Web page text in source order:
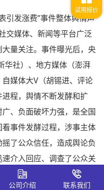
引发涨费”事件整体舆情声
交媒体、新闻等平台广泛
量关注。事件曝光后，央
华社）、地方媒体（澎湃
媒体大V（胡锡进、评论
程，舆情不断发酵和扩
、负面破坏力强，是全国
事件发酵过程，涉事主体
了公众信任，造成舆论负
介入回应、调查了公众关
公司介绍 联系我们